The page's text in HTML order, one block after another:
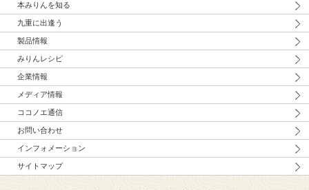
本みりんを知る
九重に出逢う
製品情報
みりんレシピ
企業情報
メディア情報
ココノエ通信
お問い合わせ
インフォメーション
サイトマップ